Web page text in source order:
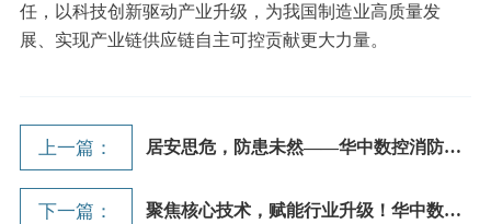
任，以科技创新驱动产业升级，为我国制造业高质量发
展、实现产业链供应链自主可控贡献更大力量。
上一篇： 居安思危，防患未然——华中数控消防安...
下一篇： 聚焦核心技术，赋能行业升级！华中数控...